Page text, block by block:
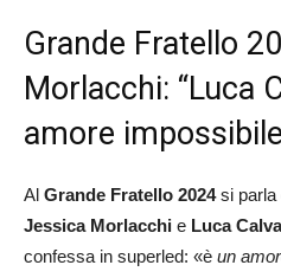
Grande Fratello
Morlacchi: “Luca
amore
Al Grande Fratello 2024si parla
Jessica Morlacchi e Luca
confessa in superled: «è un